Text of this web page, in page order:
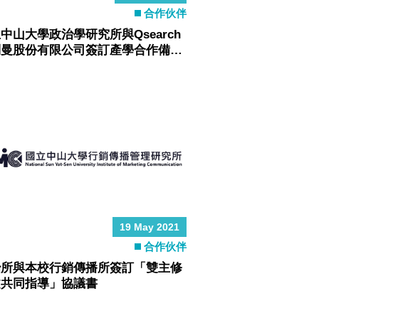
合作伙伴
中山大學政治學研究所與Qsearch
股份有限公司簽訂產學合作備忘
19 May 2021
合作伙伴
與本校行銷傳播所簽訂「雙主修
同指導」協議書